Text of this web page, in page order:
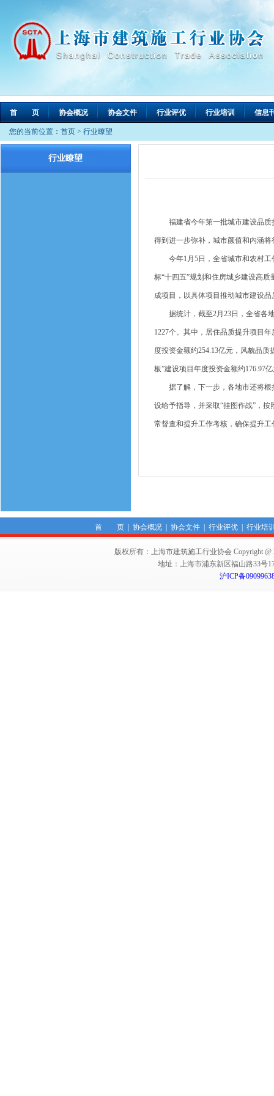
首 页 协会概况 协会文件 行业评优 行业培训 信息
您的当前位置： 首页 > 行业瞭望
行业瞭望
福建省今年第一批城市建设品质提
得到进一步弥补，城市颜值和内涵
今年1月5日，全省城市和农村工
标“十四五”规划和住房城乡建设高
成项目，以具体项目推动城市建设
据统计，截至2月23日，全省各地
1227个。其中，居住品质提升项目
度投资金额约254.13亿元，风貌品质
板”建设项目年度投资金额约176.97
据了解，下一步，各地市还将根
设给予指导，并采取“挂图作战”，
常督查和提升工作考核，确保提升工
首 页| 协会概况| 协会文件| 行业评优| 行业培
版权所有：上海市建筑施工行业协会 Copyright @
地址：上海市浦东新区福山路33号
沪ICP备